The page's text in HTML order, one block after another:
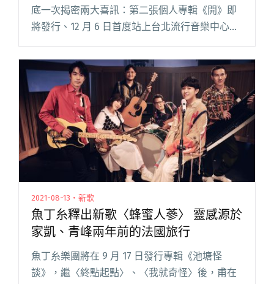
底一次揭密兩大喜訊：第二張個人專輯《開》即
將發行、12 月 6 日首度站上台北流行音樂中心舉
辦大型售票專場，趁勢釋出第二波單曲〈包括但
不限於〉，即刻起在各大數位音樂平台全面上
線。 有別於過往閱讀全文 "洪佩瑜釋出2專《開》
新歌〈包括但不限於〉 12/6首度站上北流辦專
場"
2021-08-13・新歌
魚丁糸釋出新歌〈蜂蜜人蔘〉 靈感源於
家凱、青峰兩年前的法國旅行
魚丁糸樂團將在 9 月 17 日發行專輯《池塘怪
談》，繼〈終點起點〉、〈我就奇怪〉後，甫在